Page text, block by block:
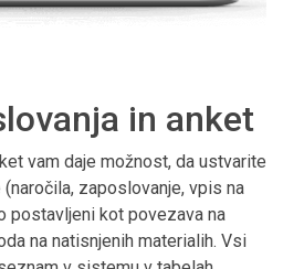
in anket
vam daje možnost, da ustvarite
zaposlovanje, vpis na
postavljeni kot povezava na
na natisnjenih materialih. Vsi